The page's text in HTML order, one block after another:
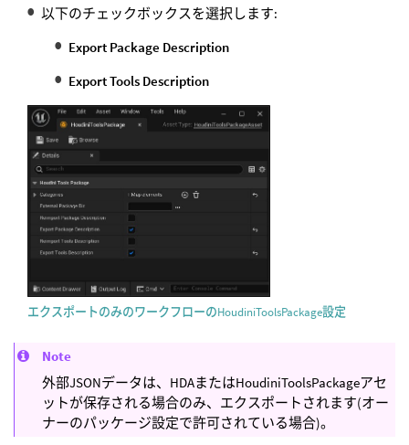
以下のチェックボックスを選択します:
Export Package Description
Export Tools Description
エクスポートのみのワークフローのHoudiniToolsPackage設定
Note
外部JSONデータは、HDAまたはHoudiniToolsPackageアセ
ットが保存される場合のみ、エクスポートされます(オー
ナーのパッケージ設定で許可されている場合)。